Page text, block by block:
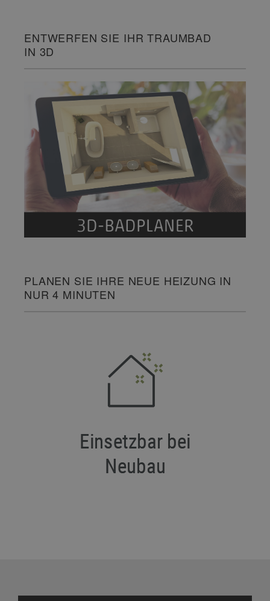
ENTWERFEN SIE IHR TRAUMBAD
IN 3D
PLANEN SIE IHRE NEUE HEIZUNG IN
NUR 4 MINUTEN